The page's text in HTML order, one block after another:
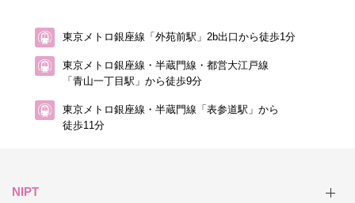
東京メトロ銀座線「外苑前駅」2b出口から徒歩1分
東京メトロ銀座線・半蔵門線・都営大江戸線
「青山一丁目駅」から徒歩9分
東京メトロ銀座線・半蔵門線「表参道駅」から
徒歩11分
NIPT